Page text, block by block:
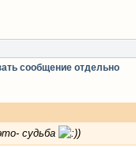
сообщение отдельно
судьба )